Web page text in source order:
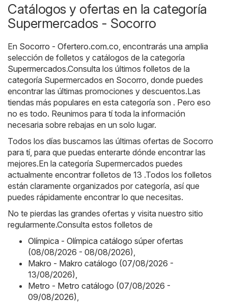
Catálogos y ofertas en la categoría
Supermercados - Socorro
En Socorro - Ofertero.com.co , encontrarás una amplia
selección de folletos y catálogos de la categoría
Supermercados.Consulta los últimos folletos de la
categoría Supermercados en Socorro, donde puedes
encontrar las últimas promociones y descuentos.Las
tiendas más populares en esta categoría son . Pero eso
no es todo. Reunimos para tí toda la información
necesaria sobre rebajas en un solo lugar.
Todos los días buscamos las últimas ofertas de Socorro
para tí, para que puedas enterarte dónde encontrar las
mejores.En la categoría Supermercados puedes
actualmente encontrar folletos de 13 .Todos los folletos
están claramente organizados por categoría, así que
puedes rápidamente encontrar lo que necesitas.
No te pierdas las grandes ofertas y visita nuestro sitio
regularmente.Consulta estos folletos de
Olímpica - Olímpica catálogo súper ofertas
(08/08/2026 - 08/08/2026)
Makro - Makro catálogo (07/08/2026 -
13/08/2026)
Metro - Metro catálogo (07/08/2026 -
09/08/2026)